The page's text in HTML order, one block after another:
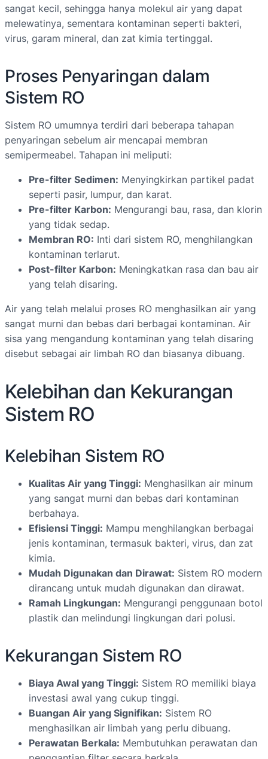
sangat kecil, sehingga hanya molekul air yang dapat
melewatinya, sementara kontaminan seperti bakteri,
virus, garam mineral, dan zat kimia tertinggal.
Proses Penyaringan dalam
Sistem RO
Sistem RO umumnya terdiri dari beberapa tahapan
penyaringan sebelum air mencapai membran
semipermeabel. Tahapan ini meliputi:
Pre-filter Sedimen: Menyingkirkan partikel padat
seperti pasir, lumpur, dan karat.
Pre-filter Karbon: Mengurangi bau, rasa, dan klorin
yang tidak sedap.
Membran RO: Inti dari sistem RO, menghilangkan
kontaminan terlarut.
Post-filter Karbon: Meningkatkan rasa dan bau air
yang telah disaring.
Air yang telah melalui proses RO menghasilkan air yang
sangat murni dan bebas dari berbagai kontaminan. Air
sisa yang mengandung kontaminan yang telah disaring
disebut sebagai air limbah RO dan biasanya dibuang.
Kelebihan dan Kekurangan
Sistem RO
Kelebihan Sistem RO
Kualitas Air yang Tinggi: Menghasilkan air minum
yang sangat murni dan bebas dari kontaminan
berbahaya.
Efisiensi Tinggi: Mampu menghilangkan berbagai
jenis kontaminan, termasuk bakteri, virus, dan zat
kimia.
Mudah Digunakan dan Dirawat: Sistem RO modern
dirancang untuk mudah digunakan dan dirawat.
Ramah Lingkungan: Mengurangi penggunaan botol
plastik dan melindungi lingkungan dari polusi.
Kekurangan Sistem RO
Biaya Awal yang Tinggi: Sistem RO memiliki biaya
investasi awal yang cukup tinggi.
Buangan Air yang Signifikan: Sistem RO
menghasilkan air limbah yang perlu dibuang.
Perawatan Berkala: Membutuhkan perawatan dan